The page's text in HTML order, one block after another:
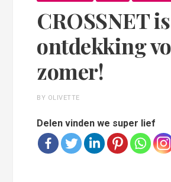
CROSSNET
ontdekking
zomer!
BY OLIVETTE
Delen vinden we super lief